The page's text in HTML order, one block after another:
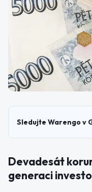
Sledujte Warengo v
Devadesát
generaci